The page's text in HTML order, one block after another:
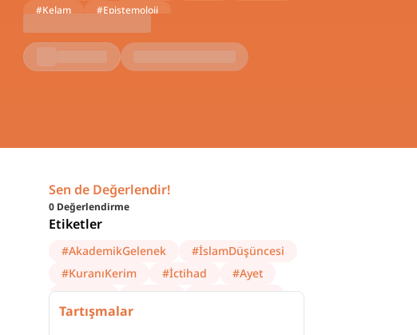
#Kelam #Epistemoloji
Sen de Değerlendir!
0 Değerlendirme
Etiketler
#AkademikGelenek #İslamDüşüncesi
#KuranıKerim #İctihad #Ayet
#Felsefe #Kelam #Epistemoloji
Tartışmalar